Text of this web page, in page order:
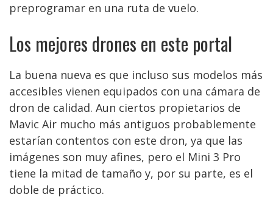
preprogramar en una ruta de vuelo.
Los mejores drones en este portal
La buena nueva es que incluso sus modelos más
accesibles vienen equipados con una cámara de
dron de calidad. Aun ciertos propietarios de
Mavic Air mucho más antiguos probablemente
estarían contentos con este dron, ya que las
imágenes son muy afines, pero el Mini 3 Pro
tiene la mitad de tamaño y, por su parte, es el
doble de práctico.